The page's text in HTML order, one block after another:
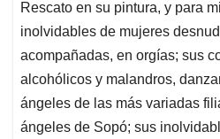
Rescato en su pintura, y para
inolvidables de mujeres
acompañadas, en orgías; sus
alcohólicos y malandros,
ángeles de las más variadas
ángeles de Sopó; sus